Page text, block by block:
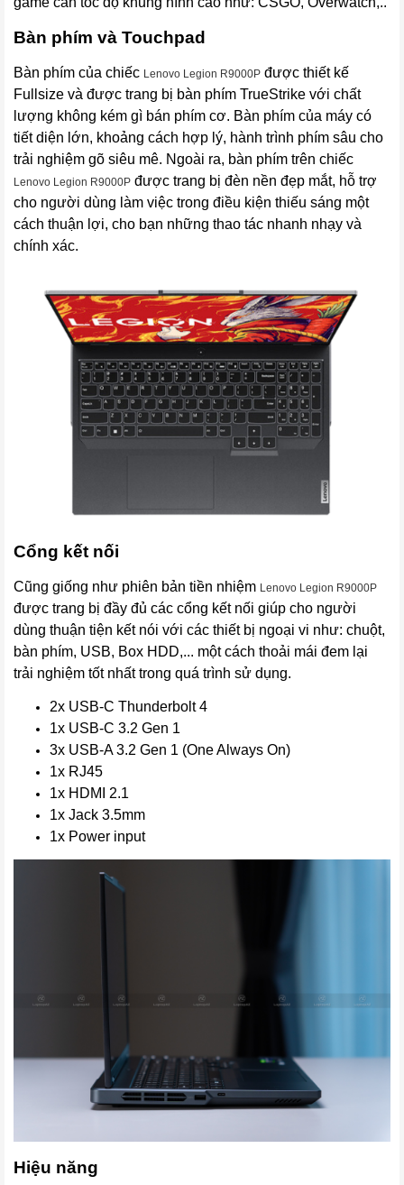
Bàn phím và Touchpad
Bàn phím của chiếc Lenovo Legion R9000P được thiết kế
Fullsize và được trang bị bàn phím TrueStrike với chất
lượng không kém gì bán phím cơ. Bàn phím của máy có
tiết diện lớn, khoảng cách hợp lý, hành trình phím sâu cho
trải nghiệm gõ siêu mê. Ngoài ra, bàn phím trên chiếc
Lenovo Legion R9000P được trang bị đèn nền đẹp mắt, hỗ trợ
cho người dùng làm việc trong điều kiện thiếu sáng một
cách thuận lợi, cho bạn những thao tác nhanh nhạy và
chính xác.
Cổng kết nối
Cũng giống như phiên bản tiền nhiệm Lenovo Legion R9000P
được trang bị đầy đủ các cổng kết nối giúp cho người
dùng thuận tiện kết nói với các thiết bị ngoại vi như: chuột,
bàn phím, USB, Box HDD,... một cách thoải mái đem lại
trải nghiệm tốt nhất trong quá trình sử dụng.
2x USB-C Thunderbolt 4
1x USB-C 3.2 Gen 1
3x USB-A 3.2 Gen 1 (One Always On)
1x RJ45
1x HDMI 2.1
1x Jack 3.5mm
1x Power input
Hiệu năng